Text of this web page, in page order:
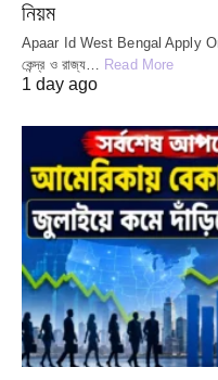
নিয়ম
Apaar Id West Bengal Apply Online:
কেন্দ্র ও রাজ্য… Read More
1 day ago